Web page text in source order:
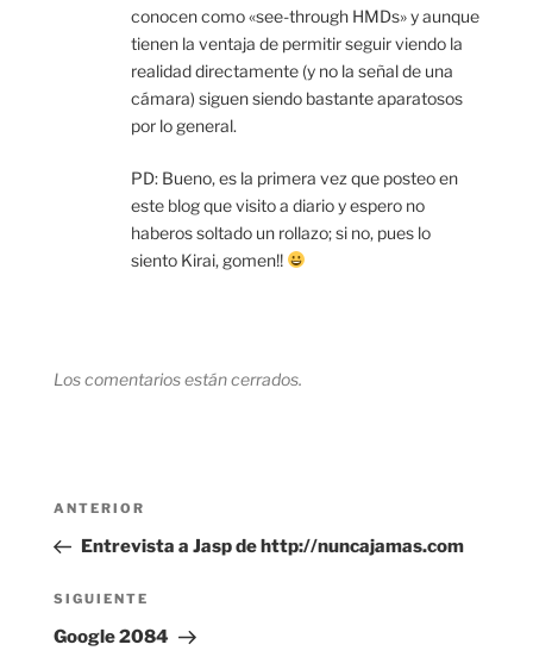
conocen como «see-through HMDs» y aunque
tienen la ventaja de permitir seguir viendo la
realidad directamente (y no la señal de una
cámara) siguen siendo bastante aparatosos
por lo general.
PD: Bueno, es la primera vez que posteo en
este blog que visito a diario y espero no
haberos soltado un rollazo; si no, pues lo
siento Kirai, gomen!!
Los comentarios están cerrados.
Navegación
entradas
Entrada
anterior:
ANTERIOR
Entrevista a Jasp de http://nuncajamas.com
Siguiente
entrada
SIGUIENTE
Google 2084